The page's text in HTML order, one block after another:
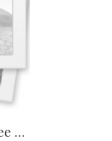
Дозаправка (видео) - «Хорошее настроение»..